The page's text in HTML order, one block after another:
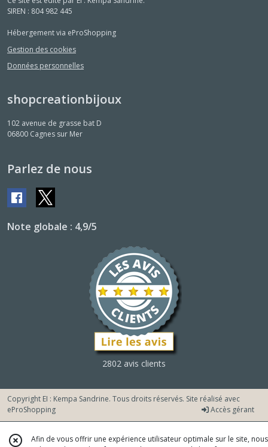
SIREN : 804 982 445
Hébergement via eProShopping
Gestion des cookies
Données personnelles
shopcreationbijoux
102 avenue de grasse bat D
06800 Cagnes sur Mer
Parlez de nous
Note globale : 4,9/5
2802 avis clients
Copyright EI : Kempa Sandrine. Tous droits réservés. Site réalisé avec
eProShopping
Accès gérant
Afin de vous offrir une expérience utilisateur optimale sur le site, nous